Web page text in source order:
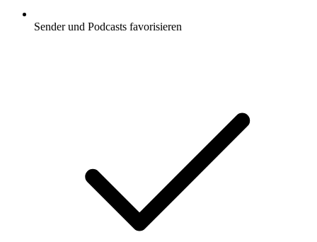
Sender und Podcasts favorisieren